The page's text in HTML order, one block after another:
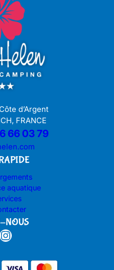
d’Argent
FRANCE
66 03 79
aquatique
NOUS